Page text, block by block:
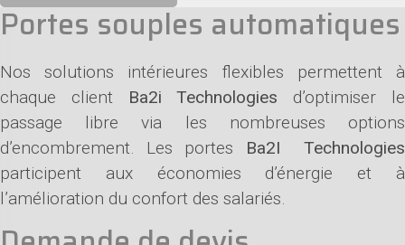
Portes souples automatiques
Nos solutions intérieures flexibles permettent à
chaque client
Ba2i Technologies d’optimiser le
passage libre via les nombreuses options
d’encombrement. Les portes
Ba2I Technologies
participent aux économies d’énergie et à
l’amélioration du confort des salariés.